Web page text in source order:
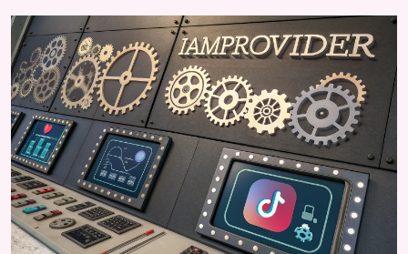
Đăng ký
Dịch vụ
API
Điều khoản
Blog